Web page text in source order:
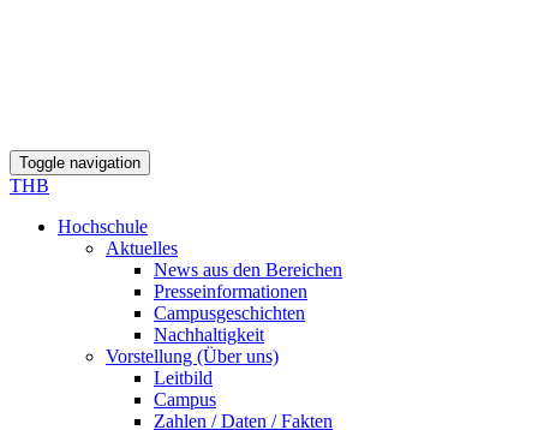
Toggle navigation
THB
Hochschule
Aktuelles
News aus den Bereichen
Presseinformationen
Campusgeschichten
Nachhaltigkeit
Vorstellung (Über uns)
Leitbild
Campus
Zahlen / Daten / Fakten